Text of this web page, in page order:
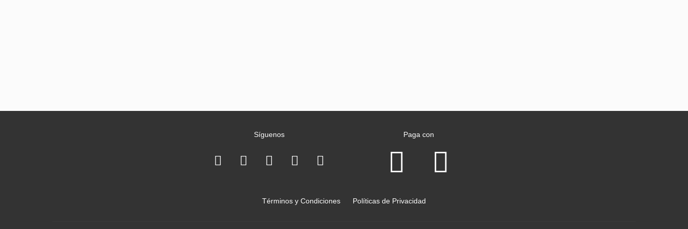
Síguenos Paga con
Términos y Condiciones Políticas de Privacidad